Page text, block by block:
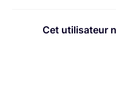
Cet utilisateur